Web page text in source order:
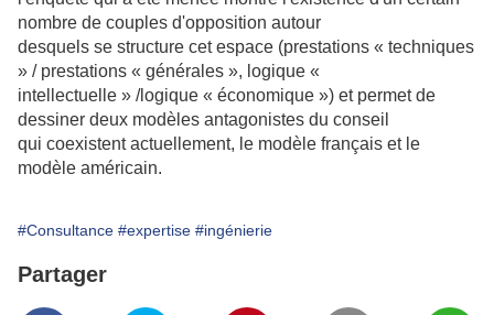
nombre de couples d'opposition autour
desquels se structure cet espace (prestations « techniques
» / prestations « générales », logique «
intellectuelle » /logique « économique ») et permet de
dessiner deux modèles antagonistes du conseil
qui coexistent actuellement, le modèle français et le
modèle américain.
#Consultance #expertise #ingénierie
Partager